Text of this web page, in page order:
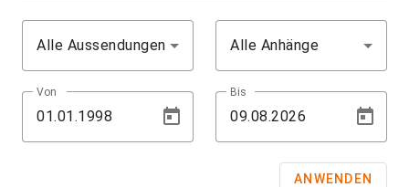
Alle Aussendungen Alle Anhänge
Von Bis
ANWENDEN